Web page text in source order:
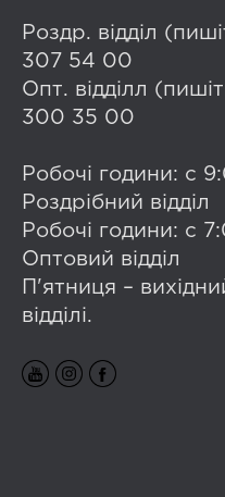
Роздр. відділ
307 54 00
Опт. відділл
300 35 00
Робочі години: с
Роздрібний відділ
Робочі години: с
Оптовий відділ
П'ятниця –
відділі.